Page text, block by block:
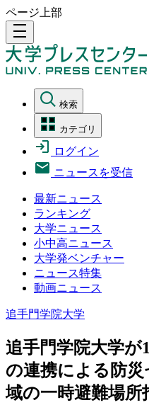
ページ上部
density_medium
検索
カテゴリ
ログイン
ニュースを受信
最新ニュース
ランキング
大学ニュース
小中高ニュース
大学発ベンチャー
ニュース特集
動画ニュース
追手門学院大学
追手門学院大学が
の連携による防
域の一時避難場所